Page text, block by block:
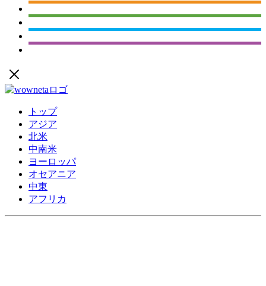
トップ
アジア
北米
中南米
ヨーロッパ
オセアニア
中東
アフリカ